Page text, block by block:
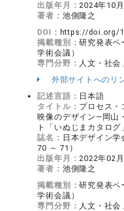
出版年月：2024年10月
著者： 池側隆之
DOI： https://doi.org/
掲載種別：研究発表ペ
学術会議）
専門分野： 人文・社
外部サイトへのリ
記述言語： 日本語
タイトル： プロセス・
映像のデザイン—岡山
ト「いぬじまカタロ
誌名： 日本デザイン
70 ～ 71）
出版年月：2022年02月
著者： 池側隆之
掲載種別：研究発表ペ
学術会議）
専門分野： 人文・社